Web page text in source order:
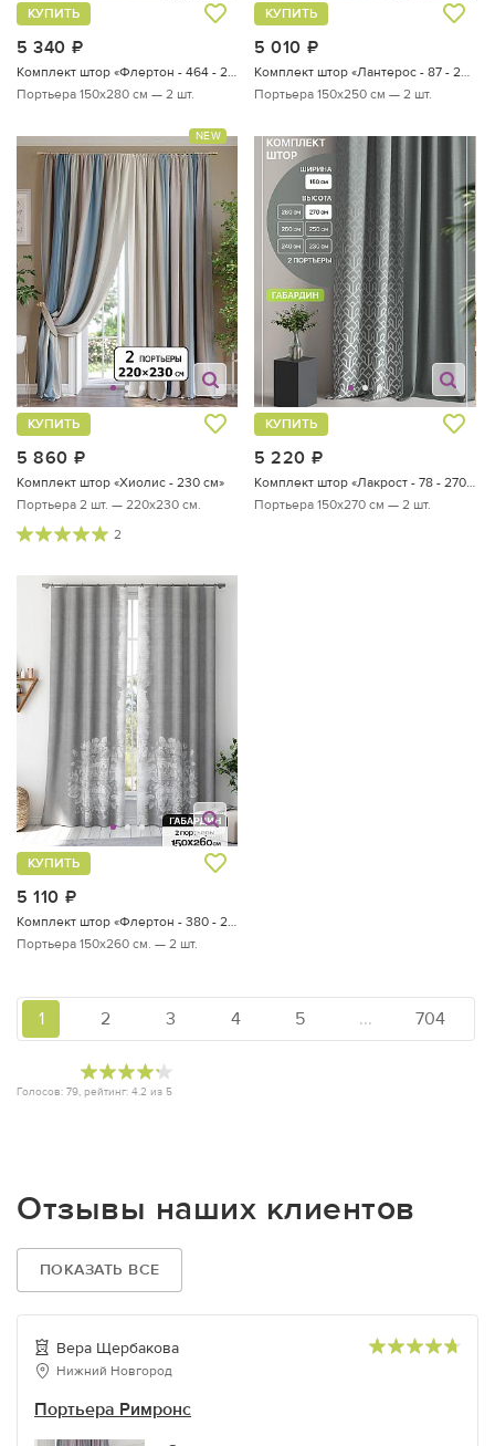
5 340
КУПИТЬ
Комплект штор «Флертон - 464 - 280 см»
Портьера 150х280 см — 2 шт.
5 010
КУПИТЬ
Комплект штор «Лантерос - 87 - 250 см»
Портьера 150х250 см — 2 шт.
NEW
5 860
КУПИТЬ
Комплект штор «Хиолис - 230 см»
Портьера 2 шт. — 220х230 см.
2
5 220
КУПИТЬ
Комплект штор «Лакрост - 78 - 270 см»
Портьера 150х270 см — 2 шт.
5 110
КУПИТЬ
Комплект штор «Флертон - 380 - 260 см»
Портьера 150х260 см. — 2 шт.
Голосов: 79, рейтинг: 4.2 из 5
1 2 3 4 5 ... 704
Отзывы наших клиентов
ПОКАЗАТЬ ВСЕ
Вера Щербакова
Нижний Новгород
Портьера Римронс